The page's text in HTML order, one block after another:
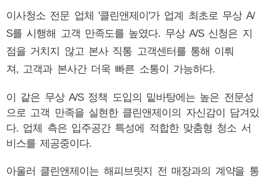
이사청소 전문 업체 '클린앤제이'가 업계 최초로 무상 A/
S를 시행해 고객 만족도를 높였다. 무상 A/S 신청은 지
점을 거치지 않고 본사 직통 고객센터를 통해 이뤄
져, 고객과 본사간 더욱 빠른 소통이 가능하다.
이 같은 무상 A/S 정책 도입의 밑바탕에는 높은 전문성
으로 고객 만족을 실현한 클린앤제이의 자신감이 담겨있
다. 업체 측은 입주공간 특성에 적합한 맞춤형 청소 서
비스를 제공중이다.
아울러 클린앤제이는 해피브릿지 전 매장과의 계약을 통